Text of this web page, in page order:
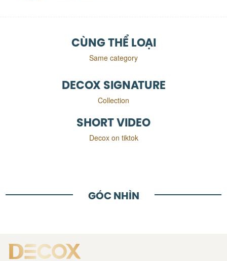
CÙNG THỂ LOẠI
Same category
DECOX SIGNATURE
Collection
SHORT VIDEO
Decox on tiktok
GÓC NHÌN